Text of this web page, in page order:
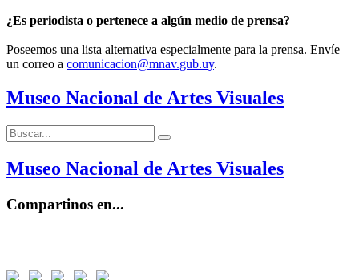
¿Es periodista o pertenece a algún medio de prensa?
Poseemos una lista alternativa especialmente para la prensa. Envíe
un correo a comunicacion@mnav.gub.uy.
Museo Nacional de Artes Visuales
Buscar:
Buscar
Museo Nacional de Artes Visuales
Compartinos en...